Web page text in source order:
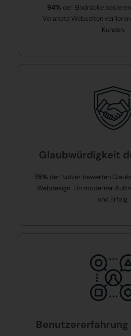
94% der Eindrücke
Veraltete Webseiten
Kunden.
Glaubwürdigkeit
75% der Nutzer bewerten
Webdesign. Ein moderner
und Erfolg.